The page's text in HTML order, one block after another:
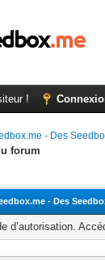
!
- Des
forum
- Des
d’autorisation.